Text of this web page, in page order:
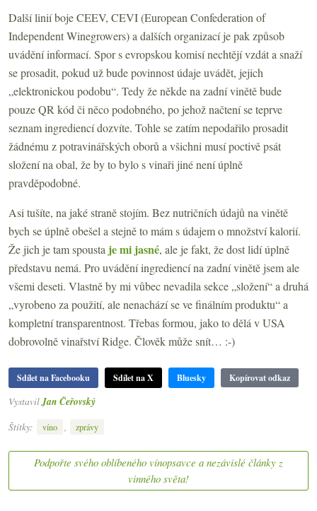
Další linií boje CEEV, CEVI (European Confederation of
Independent Winegrowers) a dalších organizací je pak způsob
uvádění informací. Spor s evropskou komisí nechtějí vzdát a snaží
se prosadit, pokud už bude povinnost údaje uvádět, jejich
„elektronickou podobu“. Tedy že někde na zadní vinětě bude
pouze QR kód či něco podobného, po jehož načtení se teprve
seznam ingrediencí dozvíte. Tohle se zatím nepodařilo prosadit
žádnému z potravinářských oborů a všichni musí poctivě psát
složení na obal, že by to bylo s vinaři jiné není úplně
pravděpodobné.
Asi tušíte, na jaké straně stojím. Bez nutričních údajů na vinětě
bych se úplně obešel a stejně to mám s údajem o množství kalorií.
Že jich je tam spousta je mi jasné, ale je fakt, že dost lidí úplně
představu nemá. Pro uvádění ingrediencí na zadní vinětě jsem ale
všemi deseti. Vlastně by mi vůbec nevadila sekce „složení“ a druhá
„vyrobeno za použití, ale nenachází se ve finálním produktu“ a
kompletní transparentnost. Třebas formou, jako to dělá v USA
dobrovolně vinařství Ridge. Člověk může snít… :-)
Sdílet na Facebooku Sdílet na X Bluesky Kopírovat odkaz
Vystavil Jan Čeřovský
Štítky:
víno , zprávy
Podpořte svého oblíbeného vínopsavce a nezávislé články z
vinného světa!